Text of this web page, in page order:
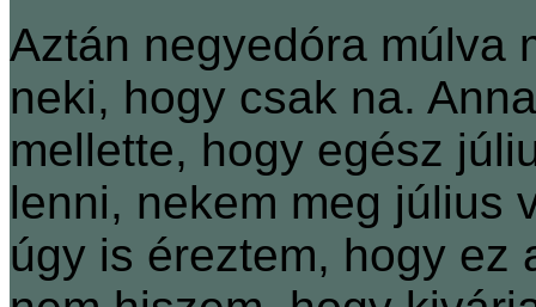
Aztán negyedóra múlva
neki, hogy csak na.
mellette, hogy egész
lenni, nekem meg július
úgy is éreztem, hogy ez